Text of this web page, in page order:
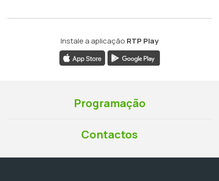
Instale a aplicação RTP Play
Programação
Contactos